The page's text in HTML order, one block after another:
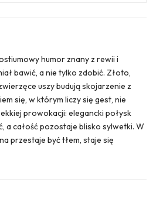
humor znany z rewii i
bawić, a nie tylko zdobić. Złoto,
uszy budują skojarzenie z
się, w którym liczy się gest, nie
prowokacji: elegancki połysk
a całość pozostaje blisko sylwetki. W
przestaje być tłem, staje się